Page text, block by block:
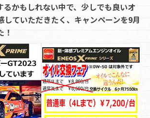
るかもしれない中で、少しでも良いオ
していただきたく、キャンペーンを9月